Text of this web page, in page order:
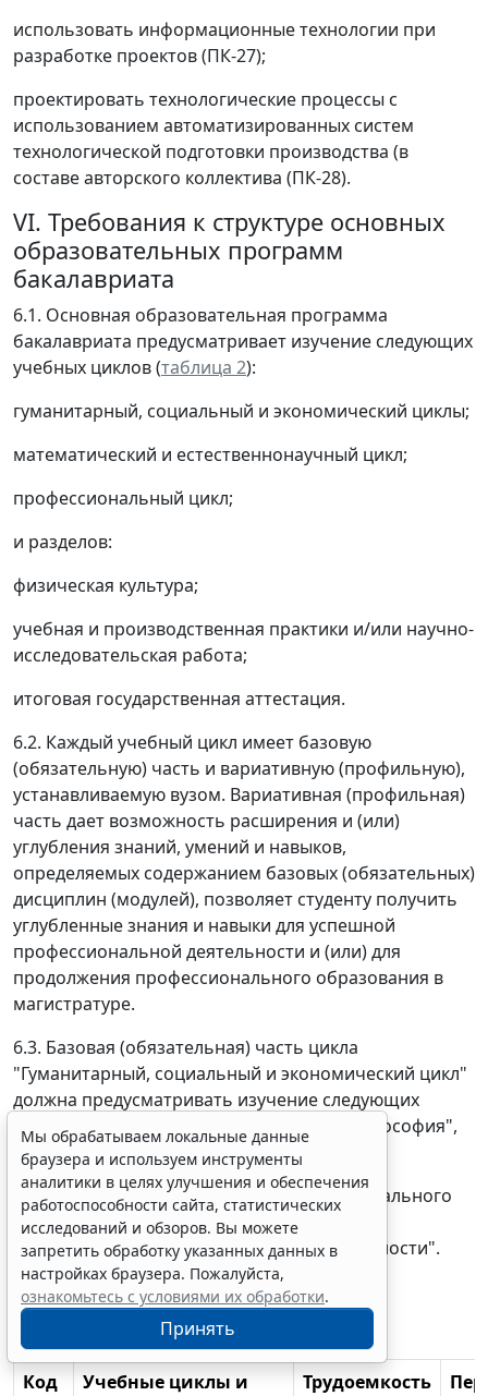
использовать информационные технологии при
разработке проектов (ПК-27);
проектировать технологические процессы с
использованием автоматизированных систем
технологической подготовки производства (в
составе авторского коллектива (ПК-28).
VI. Требования к структуре основных
образовательных программ
бакалавриата
6.1. Основная образовательная программа
бакалавриата предусматривает изучение следующих
учебных циклов (таблица 2):
гуманитарный, социальный и экономический циклы;
математический и естественнонаучный цикл;
профессиональный цикл;
и разделов:
физическая культура;
учебная и производственная практики и/или научно-
исследовательская работа;
итоговая государственная аттестация.
6.2. Каждый учебный цикл имеет базовую
(обязательную) часть и вариативную (профильную),
устанавливаемую вузом. Вариативная (профильная)
часть дает возможность расширения и (или)
углубления знаний, умений и навыков,
определяемых содержанием базовых (обязательных)
дисциплин (модулей), позволяет студенту получить
углубленные знания и навыки для успешной
профессиональной деятельности и (или) для
продолжения профессионального образования в
магистратуре.
6.3. Базовая (обязательная) часть цикла
"Гуманитарный, социальный и экономический цикл"
должна предусматривать изучение следующих
обязательных дисциплин: "История", "Философия",
"Иностранный язык".
Базовая (обязательная) часть профессионального
цикла должна предусматривать изучение
дисциплины "Безопасность жизнедеятельности".
Таблица 2
Структура ООП бакалавриата
Код Учебные циклы и Трудоемкость
Мы обрабатываем локальные данные
браузера и используем инструменты
аналитики в целях улучшения и обеспечения
работоспособности сайта, статистических
исследований и обзоров. Вы можете
запретить обработку указанных данных в
настройках браузера. Пожалуйста,
ознакомьтесь с условиями их обработки.
Принять